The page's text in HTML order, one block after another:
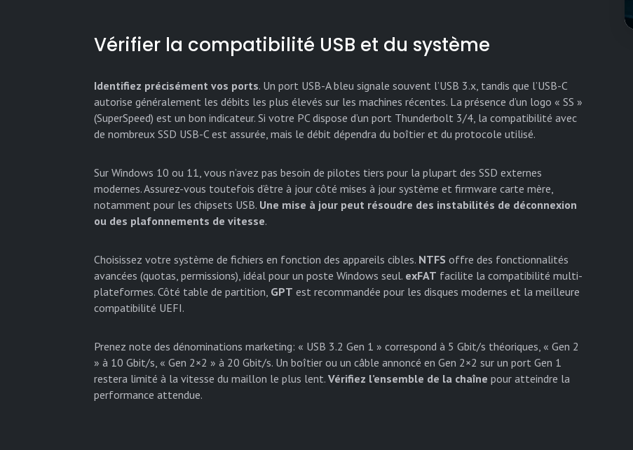
Vérifier la compatibilité USB et du système
Identifiez précisément vos ports. Un port USB-A bleu signale souvent l’USB 3.x, tandis que l’USB-C
autorise généralement les débits les plus élevés sur les machines récentes. La présence d’un logo « SS »
(SuperSpeed) est un bon indicateur. Si votre PC dispose d’un port Thunderbolt 3/4, la compatibilité avec
de nombreux SSD USB-C est assurée, mais le débit dépendra du boîtier et du protocole utilisé.
Sur Windows 10 ou 11, vous n’avez pas besoin de pilotes tiers pour la plupart des SSD externes
modernes. Assurez-vous toutefois d’être à jour côté mises à jour système et firmware carte mère,
notamment pour les chipsets USB. Une mise à jour peut résoudre des instabilités de déconnexion
ou des plafonnements de vitesse.
Choisissez votre système de fichiers en fonction des appareils cibles. NTFS offre des fonctionnalités
avancées (quotas, permissions), idéal pour un poste Windows seul. exFAT facilite la compatibilité multi-
plateformes. Côté table de partition, GPT est recommandée pour les disques modernes et la meilleure
compatibilité UEFI.
Prenez note des dénominations marketing: « USB 3.2 Gen 1 » correspond à 5 Gbit/s théoriques, « Gen 2
» à 10 Gbit/s, « Gen 2×2 » à 20 Gbit/s. Un boîtier ou un câble annoncé en Gen 2×2 sur un port Gen 1
restera limité à la vitesse du maillon le plus lent.Vérifiez l’ensemble de la chaîne pour atteindre la
performance attendue.